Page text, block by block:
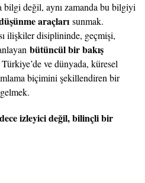
bilgi değil, aynı zamanda bu bilgiyi
araçları sunmak.
ilişkiler disiplininde, geçmişi,
bütüncül bir bakış
ve dünyada, küresel
biçimini şekillendiren bir
izleyici değil, bilinçli bir